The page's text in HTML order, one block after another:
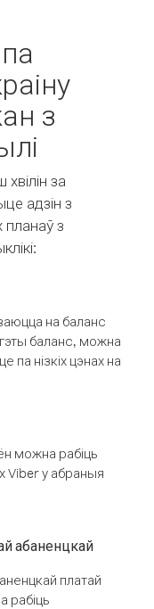
з
за
адзін з
планаў з
на баланс
баланс, можна
па нізкіх цэнах на
можна рабіць
Viber у абраныя
абаненцкай
платай
рабіць